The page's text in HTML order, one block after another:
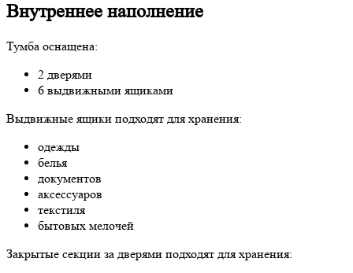
Внутреннее наполнение
Тумба оснащена:
2 дверями
6 выдвижными ящиками
Выдвижные ящики подходят для хранения:
одежды
белья
документов
аксессуаров
текстиля
бытовых мелочей
Закрытые секции за дверями подходят для хранения: